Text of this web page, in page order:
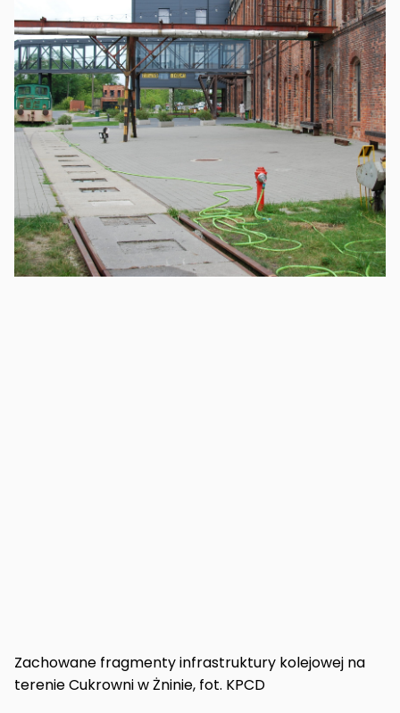
Zachowane fragmenty infrastruktury kolejowej na
terenie Cukrowni w Żninie, fot. KPCD